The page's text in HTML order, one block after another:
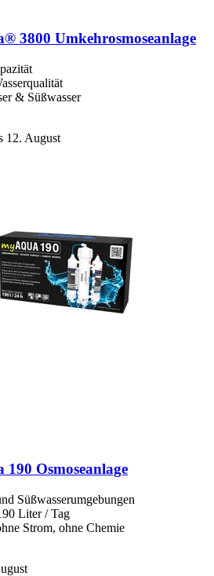
3800 Umkehrosmoseanlage
& Süßwasser
12. August
190 Osmoseanlage
Süßwasserumgebungen
Liter / Tag
Strom, ohne Chemie